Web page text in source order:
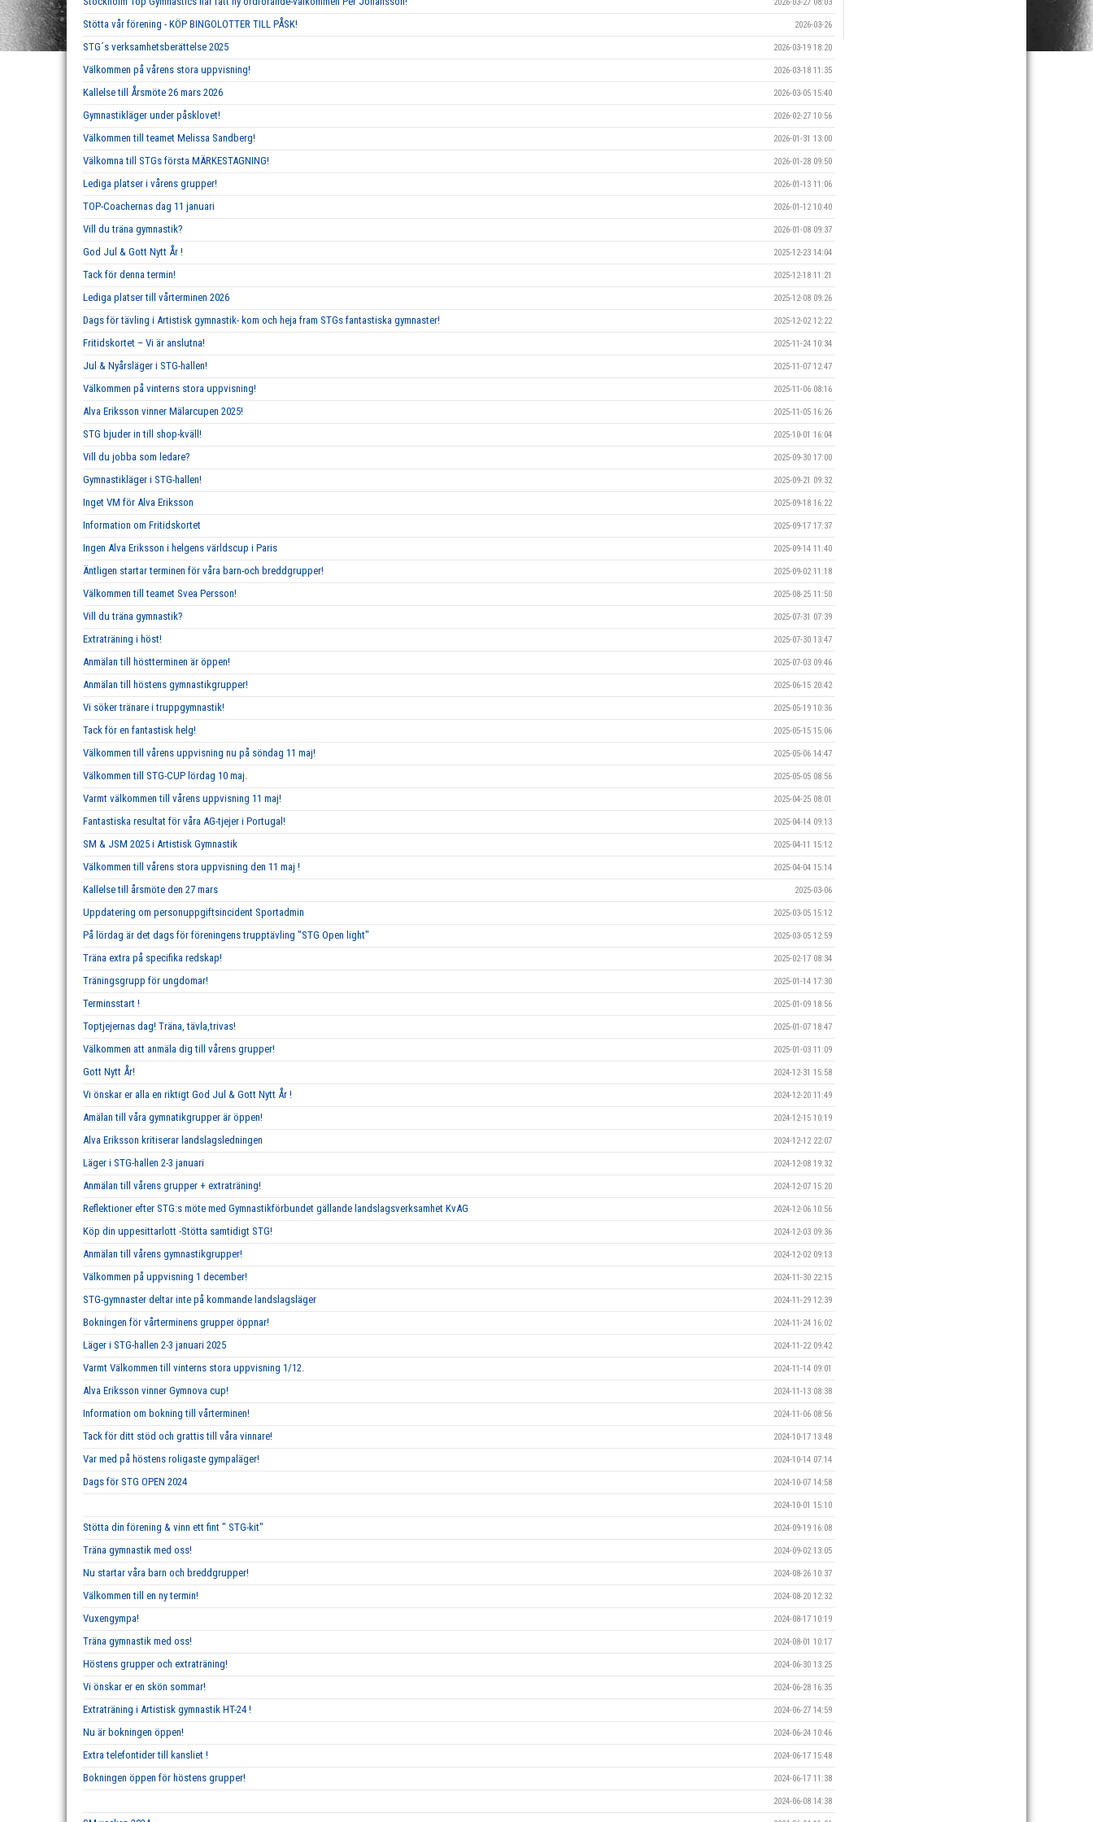
2026-03-27 08:03
Stötta vår förening - KÖP BINGOLOTTER TILL PÅSK! 2026-03-26
STG´s verksamhetsberättelse 2025 2026-03-19 18:20
Välkommen på vårens stora uppvisning! 2026-03-18 11:35
Kallelse till Årsmöte 26 mars 2026 2026-03-05 15:40
Gymnastikläger under påsklovet! 2026-02-27 10:56
Välkommen till teamet Melissa Sandberg! 2026-01-31 13:00
Välkomna till STGs första MÄRKESTAGNING! 2026-01-28 09:50
Lediga platser i vårens grupper! 2026-01-13 11:06
TOP-Coachernas dag 11 januari 2026-01-12 10:40
Vill du träna gymnastik? 2026-01-08 09:37
God Jul & Gott Nytt År ! 2025-12-23 14:04
Tack för denna termin! 2025-12-18 11:21
Lediga platser till vårterminen 2026 2025-12-08 09:26
Dags för tävling i Artistisk gymnastik- kom och heja fram STGs fantastiska gymnaster! 2025-12-02 12:22
Fritidskortet – Vi är anslutna! 2025-11-24 10:34
Jul & Nyårsläger i STG-hallen! 2025-11-07 12:47
Välkommen på vinterns stora uppvisning! 2025-11-06 08:16
Alva Eriksson vinner Mälarcupen 2025! 2025-11-05 16:26
STG bjuder in till shop-kväll! 2025-10-01 16:04
Vill du jobba som ledare? 2025-09-30 17:00
Gymnastikläger i STG-hallen! 2025-09-21 09:32
Inget VM för Alva Eriksson 2025-09-18 16:22
Information om Fritidskortet 2025-09-17 17:37
Ingen Alva Eriksson i helgens världscup i Paris 2025-09-14 11:40
Äntligen startar terminen för våra barn-och breddgrupper! 2025-09-02 11:18
Välkommen till teamet Svea Persson! 2025-08-25 11:50
Vill du träna gymnastik? 2025-07-31 07:39
Extraträning i höst! 2025-07-30 13:47
Anmälan till höstterminen är öppen! 2025-07-03 09:46
Anmälan till höstens gymnastikgrupper! 2025-06-15 20:42
Vi söker tränare i truppgymnastik! 2025-05-19 10:36
Tack för en fantastisk helg! 2025-05-15 15:06
Välkommen till vårens uppvisning nu på söndag 11 maj! 2025-05-06 14:47
Välkommen till STG-CUP lördag 10 maj. 2025-05-05 08:56
Varmt välkommen till vårens uppvisning 11 maj! 2025-04-25 08:01
Fantastiska resultat för våra AG-tjejer i Portugal! 2025-04-14 09:13
SM & JSM 2025 i Artistisk Gymnastik 2025-04-11 15:12
Välkommen till vårens stora uppvisning den 11 maj ! 2025-04-04 15:14
Kallelse till årsmöte den 27 mars 2025-03-06
Uppdatering om personuppgiftsincident Sportadmin 2025-03-05 15:12
På lördag är det dags för föreningens trupptävling "STG Open light" 2025-03-05 12:59
Träna extra på specifika redskap! 2025-02-17 08:34
Träningsgrupp för ungdomar! 2025-01-14 17:30
Terminsstart ! 2025-01-09 18:56
Toptjejernas dag! Träna, tävla,trivas! 2025-01-07 18:47
Välkommen att anmäla dig till vårens grupper! 2025-01-03 11:09
Gott Nytt År! 2024-12-31 15:58
Vi önskar er alla en riktigt God Jul & Gott Nytt År ! 2024-12-20 11:49
Amälan till våra gymnatikgrupper är öppen! 2024-12-15 10:19
Alva Eriksson kritiserar landslagsledningen 2024-12-12 22:07
Läger i STG-hallen 2-3 januari 2024-12-08 19:32
Anmälan till vårens grupper + extraträning! 2024-12-07 15:20
Reflektioner efter STG:s möte med Gymnastikförbundet gällande landslagsverksamhet KvAG 2024-12-06 10:56
Köp din uppesittarlott -Stötta samtidigt STG! 2024-12-03 09:36
Anmälan till vårens gymnastikgrupper! 2024-12-02 09:13
Välkommen på uppvisning 1 december! 2024-11-30 22:15
STG-gymnaster deltar inte på kommande landslagsläger 2024-11-29 12:39
Bokningen för vårterminens grupper öppnar! 2024-11-24 16:02
Läger i STG-hallen 2-3 januari 2025 2024-11-22 09:42
Varmt Välkommen till vinterns stora uppvisning 1/12. 2024-11-14 09:01
Alva Eriksson vinner Gymnova cup! 2024-11-13 08:38
Information om bokning till vårterminen! 2024-11-06 08:56
Tack för ditt stöd och grattis till våra vinnare! 2024-10-17 13:48
Var med på höstens roligaste gympaläger! 2024-10-14 07:14
Dags för STG OPEN 2024 2024-10-07 14:58
2024-10-01 15:10
Stötta din förening & vinn ett fint " STG-kit" 2024-09-19 16:08
Träna gymnastik med oss! 2024-09-02 13:05
Nu startar våra barn och breddgrupper! 2024-08-26 10:37
Välkommen till en ny termin! 2024-08-20 12:32
Vuxengympa! 2024-08-17 10:19
Träna gymnastik med oss! 2024-08-01 10:17
Höstens grupper och extraträning! 2024-06-30 13:25
Vi önskar er en skön sommar! 2024-06-28 16:35
Extraträning i Artistisk gymnastik HT-24 ! 2024-06-27 14:59
Nu är bokningen öppen! 2024-06-24 10:46
Extra telefontider till kansliet ! 2024-06-17 15:48
Bokningen öppen för höstens grupper! 2024-06-17 11:38
2024-06-08 14:38